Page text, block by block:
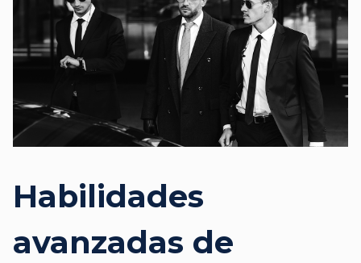
Habilidades
avanzadas de